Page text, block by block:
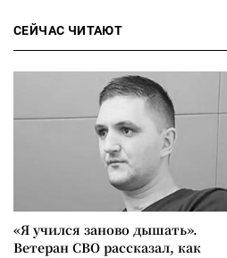
СЕЙЧАС ЧИТАЮТ
«Я учился заново дышать».
Ветеран СВО рассказал, как